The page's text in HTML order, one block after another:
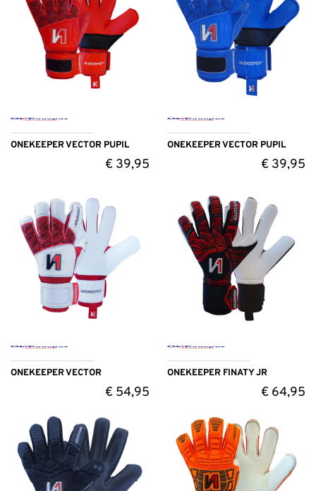
ONEKEEPER VECTOR PUPIL
€39,95
ONEKEEPER VECTOR PUPIL
€ 39,95
ONEKEEPER VECTOR
€54,95
ONEKEEPER FINATY JR
€ 64,95